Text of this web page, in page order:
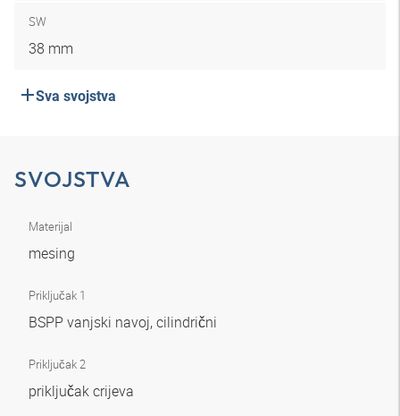
SW
38 mm
Sva svojstva
SVOJSTVA
Materijal
mesing
Priključak 1
BSPP vanjski navoj, cilindrični
Priključak 2
priključak crijeva